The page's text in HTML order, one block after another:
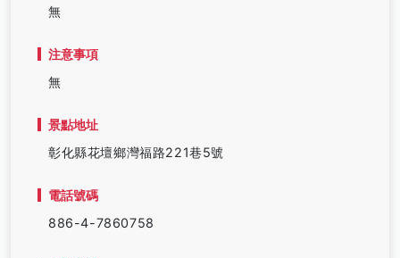
無
注意事項
無
景點地址
彰化縣花壇鄉灣福路221巷5號
電話號碼
886-4-7860758